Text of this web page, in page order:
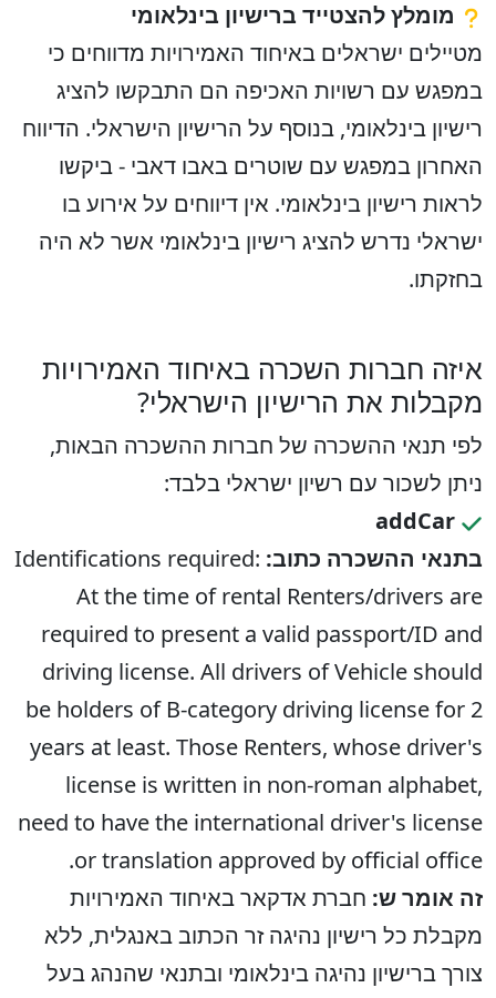
מומלץ להצטייד ברישיון בינלאומי
מטיילים ישראלים באיחוד האמירויות מדווחים כי
במפגש עם רשויות האכיפה הם התבקשו להציג
רישיון בינלאומי, בנוסף על הרישיון הישראלי. הדיווח
האחרון במפגש עם שוטרים באבו דאבי - ביקשו
לראות רישיון בינלאומי. אין דיווחים על אירוע בו
ישראלי נדרש להציג רישיון בינלאומי אשר לא היה
בחזקתו.
איזה חברות השכרה באיחוד האמירויות
מקבלות את הרישיון הישראלי?
לפי תנאי ההשכרה של חברות ההשכרה הבאות,
ניתן לשכור עם רשיון ישראלי בלבד:
addCar
בתנאי ההשכרה כתוב: Identifications required:
At the time of rental Renters/drivers are
required to present a valid passport/ID and
driving license. All drivers of Vehicle should
be holders of B-category driving license for 2
years at least. Those Renters, whose driver's
license is written in non-roman alphabet,
need to have the international driver's license
or translation approved by official office.
זה אומר ש: חברת אדקאר באיחוד האמירויות
מקבלת כל רישיון נהיגה זר הכתוב באנגלית, ללא
צורך ברישיון נהיגה בינלאומי ובתנאי שהנהג בעל